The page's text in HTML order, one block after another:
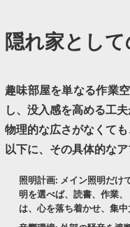
隠れ家とし
趣味部屋を単なる作業
し、没入感を高める工夫
物理的な広さがなくて
以下に、その具体的なア
照明計画: メイン照明だけ
明を選べば、読書、作業
は、心を落ち着かせ、集中